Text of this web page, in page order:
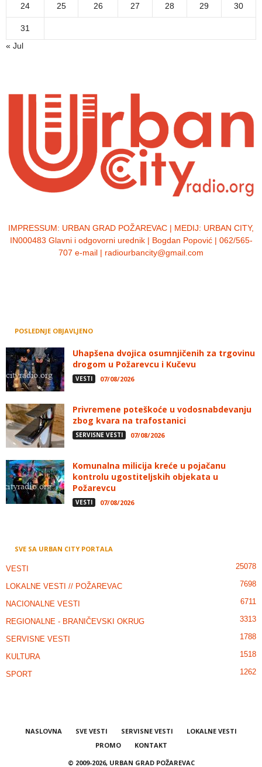
24 25 26 27 28 29 30
31
« Jul
IMPRESSUM: URBAN GRAD POŽAREVAC | MEDIJ: URBAN CITY,
IN000483 Glavni i odgovorni urednik | Bogdan Popović | 062/565-
707 e-mail | radiourbancity@gmail.com
POSLEDNJE OBJAVLJENO
Uhapšena dvojica osumnjičenih za trgovinu
drogom u Požarevcu i Kučevu
VESTI 07/08/2026
Privremene poteškoće u vodosnabdevanju
zbog kvara na trafostanici
SERVISNE VESTI 07/08/2026
Komunalna milicija kreće u pojačanu
kontrolu ugostiteljskih objekata u
Požarevcu
VESTI 07/08/2026
SVE SA URBAN CITY PORTALA
VESTI 25078
LOKALNE VESTI // POŽAREVAC 7698
NACIONALNE VESTI 6711
REGIONALNE - BRANIČEVSKI OKRUG 3313
SERVISNE VESTI 1788
KULTURA 1518
SPORT 1262
NASLOVNA SVE VESTI SERVISNE VESTI
LOKALNE VESTI
PROMO
KONTAKT
© 2009-2026, URBAN GRAD POŽAREVAC